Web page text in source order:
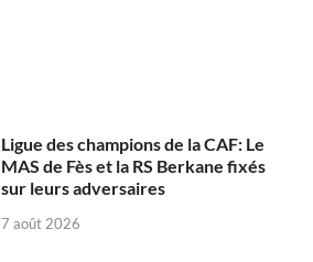
Ligue des champions de la CAF: Le
MAS de Fès et la RS Berkane fixés
sur leurs adversaires
7 août 2026